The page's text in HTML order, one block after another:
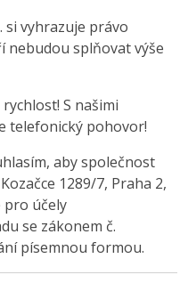
si vyhrazuje právo
splňovat výše
S našimi
telefonický pohovor!
aby společnost
1289/7, Praha 2,
pro účely
se zákonem č.
písemnou formou.